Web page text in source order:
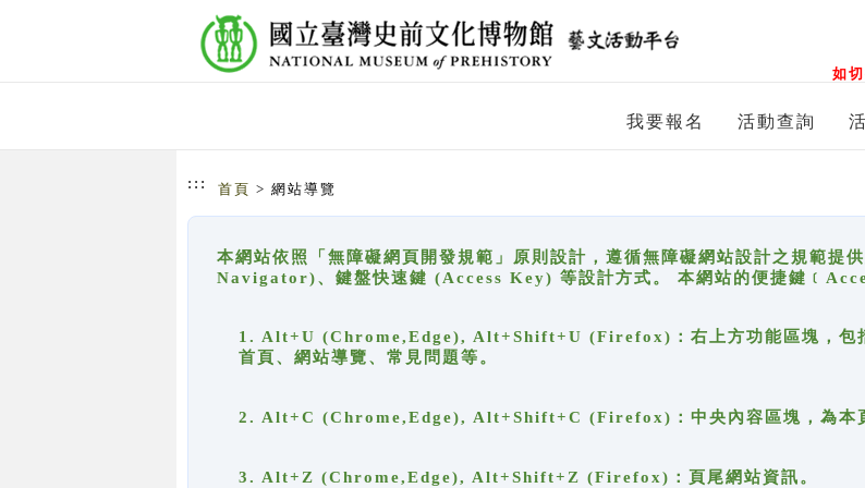
如
我要報名 活動查詢
::: 首頁 > 網站導覽
本網站依照「無障礙網頁開發規範」原則設計，遵循無障礙網站設計之規範
Navigator)、鍵盤快速鍵 (Access Key) 等設計方式。 本網站的便捷鍵
1. Alt+U (Chrome,Edge), Alt+Shift+U (Firefox)：右上方功能區塊，包括
首頁、網站導覽、常見問題等。
2. Alt+C (Chrome,Edge), Alt+Shift+C (Firefox)：中央內容區塊，為本頁
3. Alt+Z (Chrome,Edge), Alt+Shift+Z (Firefox)：頁尾網站資訊。